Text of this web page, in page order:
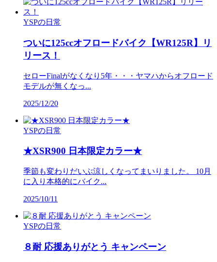
YSPの日常
ついに125ccオフロードバイク【WR125R】リ
リース！
セローFinalがなくなり5年・・・ヤマハからオフロード
モデルが無くなっ...
2025/12/20
YSPの日常
★XSR900 日本限定カラー★
季節も変わりだいぶ涼しくなってまいりました。 10月
に入り本格的にバイク...
2025/10/11
YSPの日常
８耐 応援ありがとう キャンペーン